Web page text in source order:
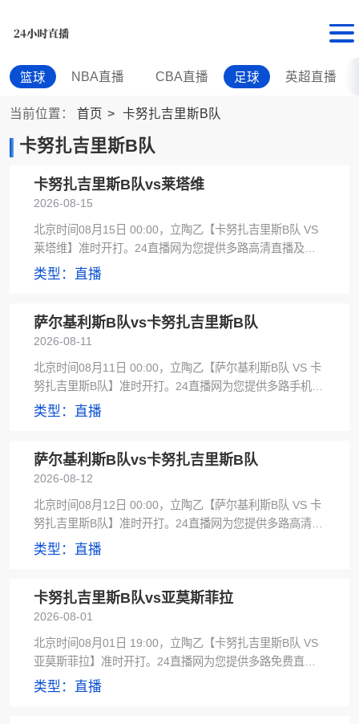
篮球 NBA直播 CBA直播 足球 英超直播
当前位置： 首页 卡努扎吉里斯B队
卡努扎吉里斯B队
卡努扎吉里斯B队vs莱塔维
2026-08-15
北京时间08月15日 00:00，立陶乙【卡努扎吉里斯B队 VS
莱塔维】准时开打。24直播网为您提供多路高清直播及雨
燕直播信号源，赛后极速更新全场录像。
类型：直播
萨尔基利斯B队vs卡努扎吉里斯B队
2026-08-11
北京时间08月11日 00:00，立陶乙【萨尔基利斯B队 VS 卡
努扎吉里斯B队】准时开打。24直播网为您提供多路手机无
插件及低调看直播信号源，赛后极速更新赛事集锦。
类型：直播
萨尔基利斯B队vs卡努扎吉里斯B队
2026-08-12
北京时间08月12日 00:00，立陶乙【萨尔基利斯B队 VS 卡
努扎吉里斯B队】准时开打。24直播网为您提供多路高清直
播及低调看直播信号源，赛后极速更新首发阵容。
类型：直播
卡努扎吉里斯B队vs亚莫斯菲拉
2026-08-01
北京时间08月01日 19:00，立陶乙【卡努扎吉里斯B队 VS
亚莫斯菲拉】准时开打。24直播网为您提供多路免费直播
及黑白直播信号源，赛后极速更新首发阵容。
类型：直播